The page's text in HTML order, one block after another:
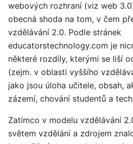
webových rozhraní (viz web
obecná shoda na tom, v čem
vzdělávání 2.0. Podle stránek
educatorstechnology.com je
některé rozdíly, kterými se liší
(zejm. v oblasti vyššího
jako jsou úloha učitele, obsah,
zázemí, chování studentů a
Zatímco v modelu vzdělávání
světem vzdělání a zdrojem